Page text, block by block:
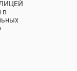
в